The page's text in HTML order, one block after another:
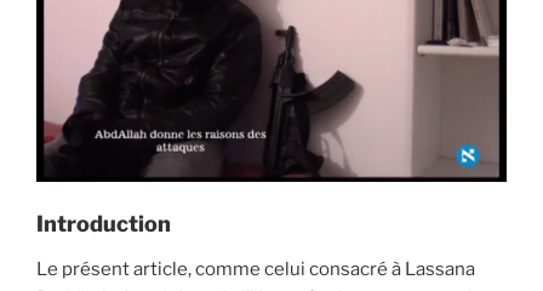
données) »
Introduction
Le présent article, comme celui consacré à Lassana